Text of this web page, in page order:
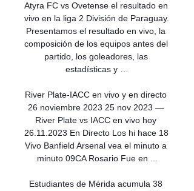
Atyra FC vs Ovetense el resultado en
vivo en la liga 2 División de Paraguay.
Presentamos el resultado en vivo, la
composición de los equipos antes del
partido, los goleadores, las
estadísticas y …
River Plate-IACC en vivo y en directo
26 noviembre 2023 25 nov 2023 —
River Plate vs IACC en vivo hoy
26.11.2023 En Directo Los hi hace 18
Vivo Banfield Arsenal vea el minuto a
minuto 09CA Rosario Fue en ...
Estudiantes de Mérida acumula 38